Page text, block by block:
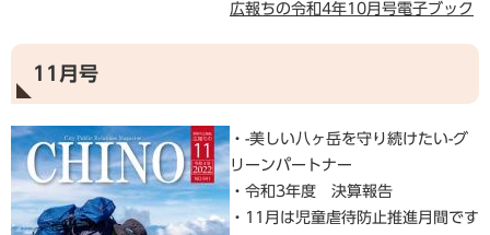
広報ちの令和4年10月号電子ブック
11月号
・-美しい八ヶ岳を守り続けたい-グ
リーンパートナー
・令和3年度 決算報告
・11月は児童虐待防止推進月間です